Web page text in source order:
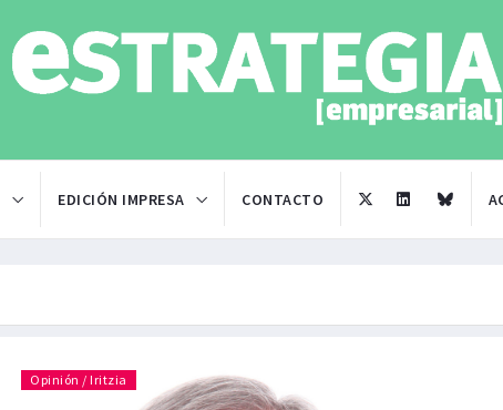
EDICIÓN IMPRESA CONTACTO
Opinión / Iritzia